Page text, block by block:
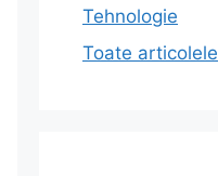
Tehnologie
Toate articolele